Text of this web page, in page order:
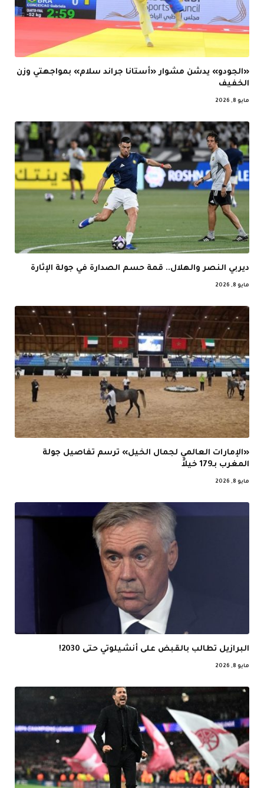
«الجودو» يدشن مشوار «أستانا جراند سلام» بمواجهتي وزن
الخفيف
مايو 8, 2026
ديربي النصر والهلال.. قمة حسم الصدارة في جولة الإثارة
مايو 8, 2026
«الإمارات العالمي لجمال الخيل» ترسم تفاصيل جولة
المغرب بـ179 خيلاً
مايو 8, 2026
البرازيل تطالب بالقبض على أنشيلوتي حتى 2030!
مايو 8, 2026